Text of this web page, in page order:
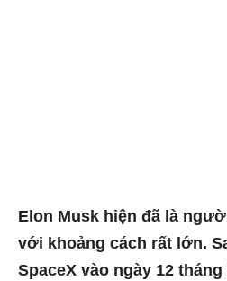
Elon Musk hiện đã là
với khoảng cách rất lớn.
SpaceX vào ngày 12